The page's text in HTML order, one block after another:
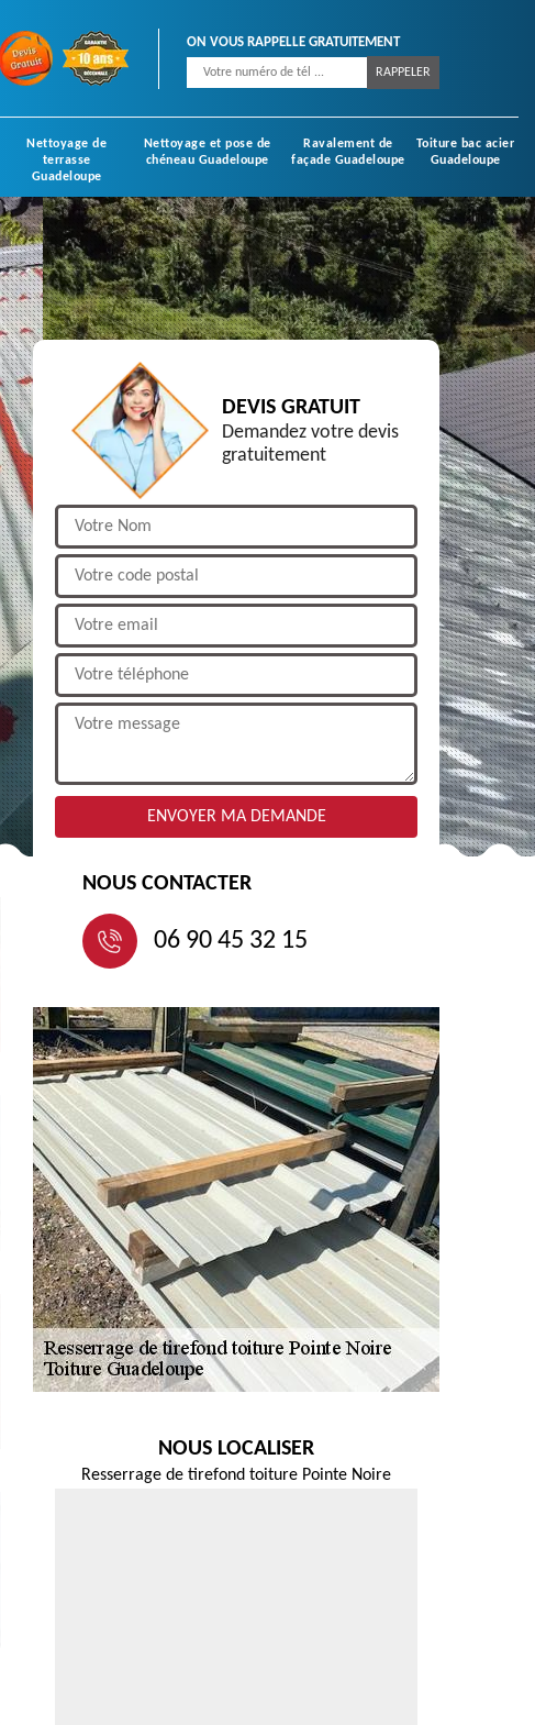
ON VOUS RAPPELLE GRATUITEMENT
Nettoyage de
terrasse
Guadeloupe
Nettoyage et pose de
chéneau Guadeloupe
Ravalement de
façade Guadeloupe
Toiture bac acier
Guadeloupe
DEVIS GRATUIT
Demandez votre devis
gratuitement
NOUS CONTACTER
06 90 45 32 15
NOUS LOCALISER
Resserrage de tirefond toiture Pointe Noire